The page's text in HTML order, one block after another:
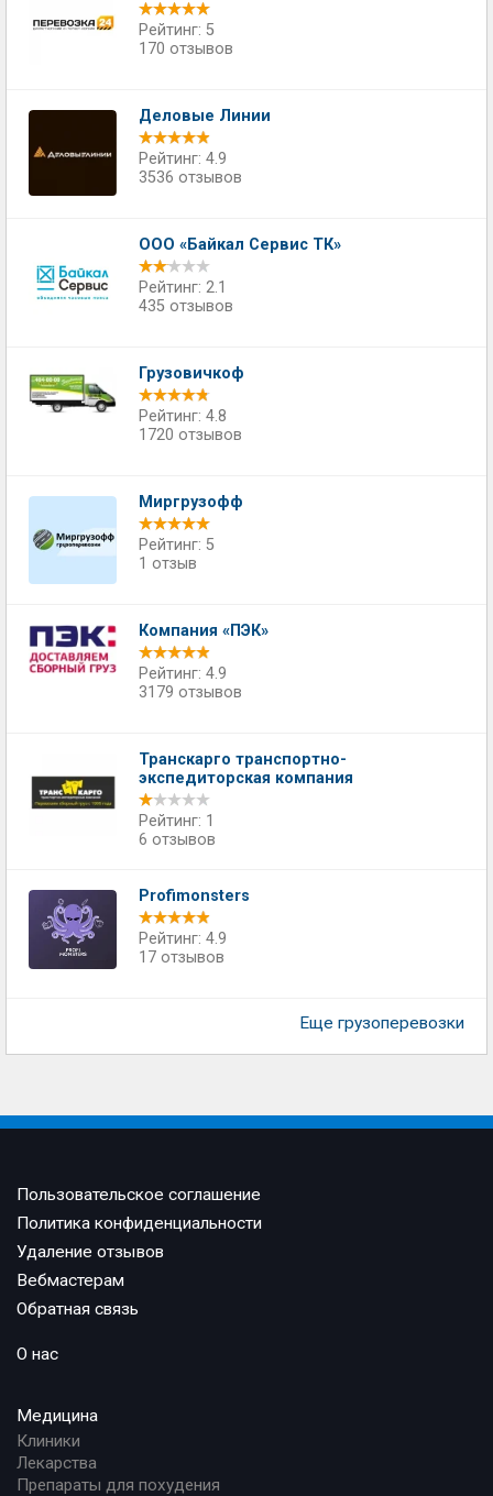
Рейтинг: 5
170 отзывов
Деловые Линии
Рейтинг: 4.9
3536 отзывов
ООО «Байкал Сервис ТК»
Рейтинг: 2.1
435 отзывов
Грузовичкоф
Рейтинг: 4.8
1720 отзывов
Миргрузофф
Рейтинг: 5
1 отзыв
Компания «ПЭК»
Рейтинг: 4.9
3179 отзывов
Транскарго транспортно-
экспедиторская компания
Рейтинг: 1
6 отзывов
Profimonsters
Рейтинг: 4.9
17 отзывов
Еще грузоперевозки
Пользовательское соглашение
Политика конфиденциальности
Удаление отзывов
Вебмастерам
Обратная связь
О нас
Медицина
Клиники
Лекарства
Препараты для похудения